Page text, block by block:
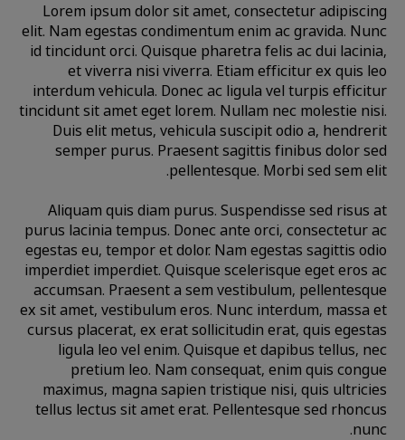
Lorem ipsum dolor sit amet, consectetur adipiscing
elit. Nam egestas condimentum enim ac gravida. Nunc
id tincidunt orci. Quisque pharetra felis ac dui lacinia,
et viverra nisi viverra. Etiam efficitur ex quis leo
interdum vehicula. Donec ac ligula vel turpis efficitur
tincidunt sit amet eget lorem. Nullam nec molestie nisi.
Duis elit metus, vehicula suscipit odio a, hendrerit
semper purus. Praesent sagittis finibus dolor sed
pellentesque. Morbi sed sem elit.
Aliquam quis diam purus. Suspendisse sed risus at
purus lacinia tempus. Donec ante orci, consectetur ac
egestas eu, tempor et dolor. Nam egestas sagittis odio
imperdiet imperdiet. Quisque scelerisque eget eros ac
accumsan. Praesent a sem vestibulum, pellentesque
ex sit amet, vestibulum eros. Nunc interdum, massa et
cursus placerat, ex erat sollicitudin erat, quis egestas
ligula leo vel enim. Quisque et dapibus tellus, nec
pretium leo. Nam consequat, enim quis congue
maximus, magna sapien tristique nisi, quis ultricies
tellus lectus sit amet erat. Pellentesque sed rhoncus
nunc.